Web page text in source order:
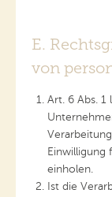
E.
von
Art. 6 Abs. 1
Einwilligung
einholen.
Ist die